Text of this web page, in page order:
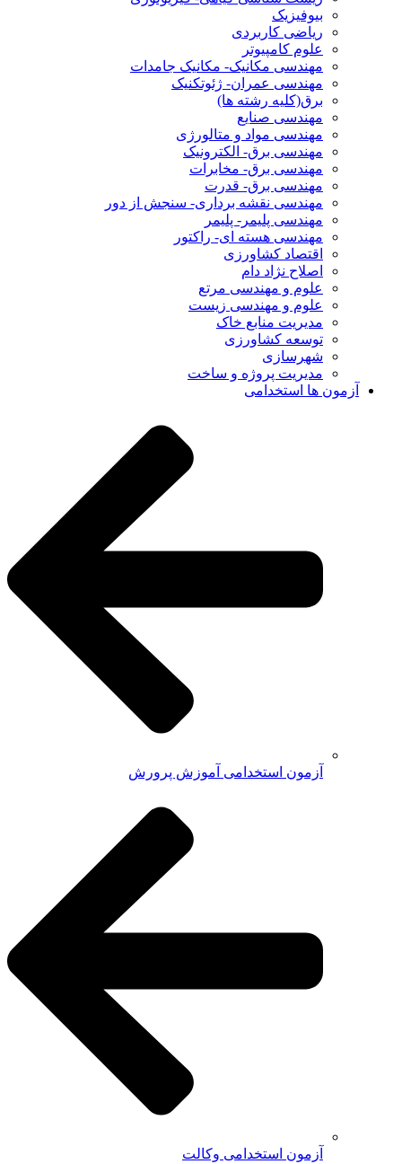
بیوفیزیک
ریاضی کاربردی
علوم کامپیوتر
مهندسی مکانیک- مکانیک جامدات
مهندسی عمران- ژئوتکنیک
برق(کلیه رشته ها)
مهندسی صنایع
مهندسی مواد و متالورژی
مهندسی برق- الکترونیک
مهندسی برق- مخابرات
مهندسی برق- قدرت
مهندسی نقشه برداری- سنجش از دور
مهندسی پلیمر- پلیمر
مهندسی هسته ای- راکتور
اقتصاد کشاورزی
اصلاح نژاد دام
علوم و مهندسی مرتع
علوم و مهندسی زیست
مدیریت منابع خاک
توسعه کشاورزی
شهرسازی
مدیریت پروژه و ساخت
آزمون ها استخدامی
آزمون استخدامی آموزش پرورش
آزمون استخدامی وکالت